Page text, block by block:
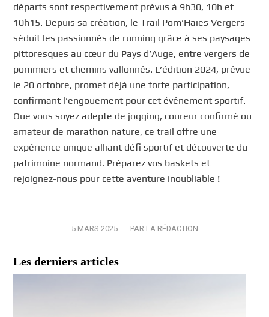
départs sont respectivement prévus à 9h30, 10h et
10h15. Depuis sa création, le Trail Pom’Haies Vergers
séduit les passionnés de running grâce à ses paysages
pittoresques au cœur du Pays d’Auge, entre vergers de
pommiers et chemins vallonnés. L’édition 2024, prévue
le 20 octobre, promet déjà une forte participation,
confirmant l’engouement pour cet événement sportif.
Que vous soyez adepte de jogging, coureur confirmé ou
amateur de marathon nature, ce trail offre une
expérience unique alliant défi sportif et découverte du
patrimoine normand. Préparez vos baskets et
rejoignez-nous pour cette aventure inoubliable !
5 MARS 2025
/ PAR LA RÉDACTION
Les derniers articles